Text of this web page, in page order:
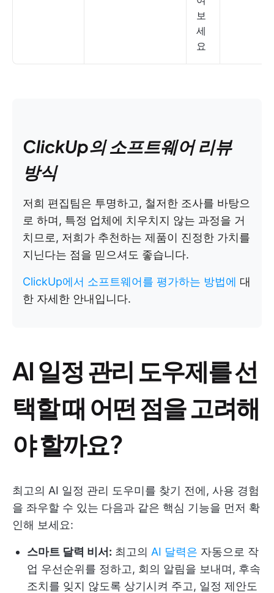
보
세
요
ClickUp의 소프트웨어 리뷰
방식
저희 편집팀은 투명하고, 철저한 조사를 바탕으
로 하며, 특정 업체에 치우치지 않는 과정을 거
치므로, 저희가 추천하는 제품이 진정한 가치를
지닌다는 점을 믿으셔도 좋습니다.
ClickUp에서 소프트웨어를 평가하는 방법에 대
한 자세한 안내입니다.
AI 일정 관리 도우제를 선
택할 때 어떤 점을 고려해
야 할까요?
최고의 AI 일정 관리 도우미를 찾기 전에, 사용 경험
을 좌우할 수 있는 다음과 같은 핵심 기능을 먼저 확
인해 보세요:
스마트 달력 비서: 최고의 AI 달력은 자동으로 작
업 우선순위를 정하고, 회의 알림을 보내며, 후속
조치를 잊지 않도록 상기시켜 주고, 일정 제안도